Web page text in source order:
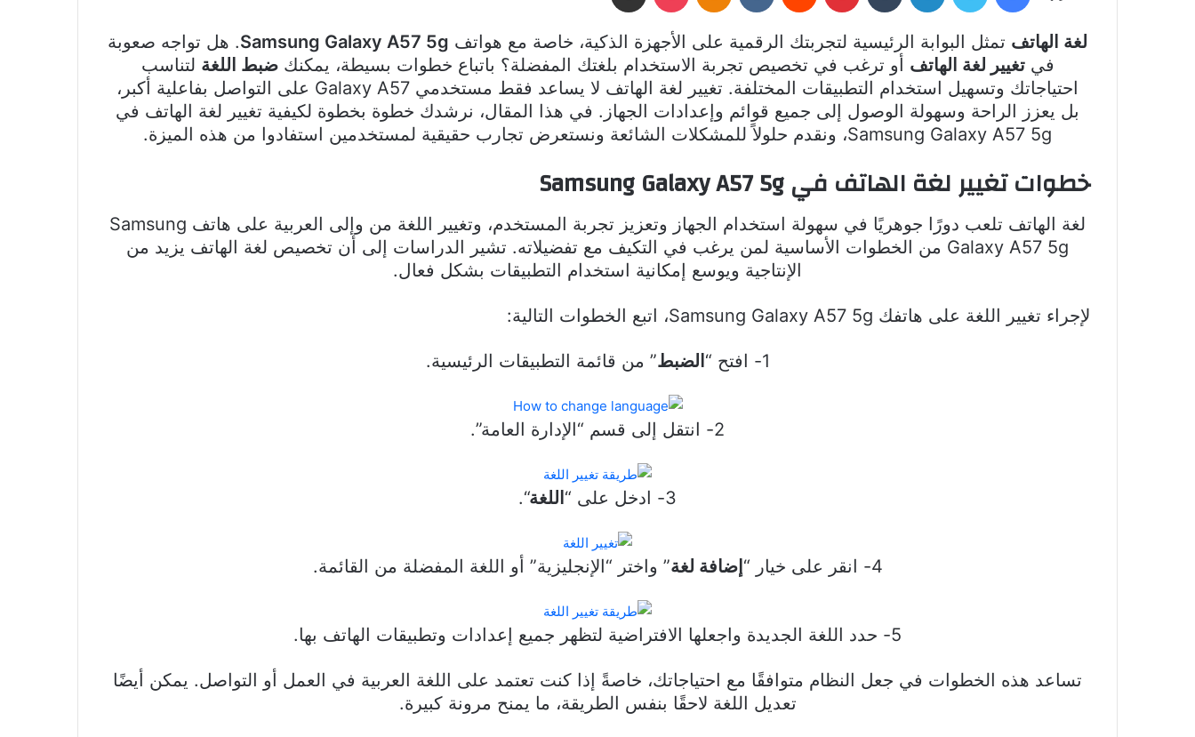
لغة الهاتف تمثل البوابة الرئيسية لتجربتك الرقمية على الأجهزة الذكية، خاصة مع هواتف Samsung Galaxy A57 5g. هل تواجه صعوبة
فيتغيير لغة الهاتف أو ترغب في تخصيص تجربة الاستخدام بلغتك المفضلة؟ باتباع خطوات بسيطة، يمكنكضبط اللغة لتناسب
احتياجاتك وتسهيل استخدام التطبيقات المختلفة. تغيير لغة الهاتف لا يساعد فقط مستخدمي Galaxy A57 على التواصل بفاعلية أكبر،
بل يعزز الراحة وسهولة الوصول إلى جميع قوائم وإعدادات الجهاز. في هذا المقال، نرشدك خطوة بخطوة لكيفية تغيير لغة الهاتف في
Samsung Galaxy A57 5g، ونقدم حلولاً للمشكلات الشائعة ونستعرض تجارب حقيقية لمستخدمين استفادوا من هذه الميزة.
خطوات تغيير لغة الهاتف في Samsung Galaxy A57 5g
لغة الهاتف تلعب دورًا جوهريًا في سهولة استخدام الجهاز وتعزيز تجربة المستخدم، وتغيير اللغة من وإلى العربية على هاتف Samsung
Galaxy A57 5g من الخطوات الأساسية لمن يرغب في التكيف مع تفضيلاته. تشير الدراسات إلى أن تخصيص لغة الهاتف يزيد من
الإنتاجية ويوسع إمكانية استخدام التطبيقات بشكل فعال.
لإجراء تغيير اللغة على هاتفك Samsung Galaxy A57 5g، اتبع الخطوات التالية:
1- افتح “ الضبط” من قائمة التطبيقات الرئيسية.
2- انتقل إلى قسم “الإدارة العامة”.
3- ادخل على “ اللغة“.
4- انقر على خيار “ إضافة لغة” واختر “الإنجليزية” أو اللغة المفضلة من القائمة.
5- حدد اللغة الجديدة واجعلها الافتراضية لتظهر جميع إعدادات وتطبيقات الهاتف بها.
تساعد هذه الخطوات في جعل النظام متوافقًا مع احتياجاتك، خاصةً إذا كنت تعتمد على اللغة العربية في العمل أو التواصل. يمكن أيضًا
تعديل اللغة لاحقًا بنفس الطريقة، ما يمنح مرونة كبيرة.